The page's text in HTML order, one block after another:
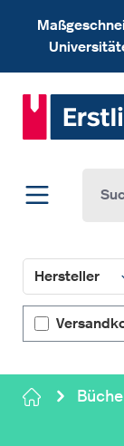
Zum Hauptinhalt
Hersteller
Filter